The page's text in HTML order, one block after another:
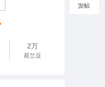
2万
荷兰豆